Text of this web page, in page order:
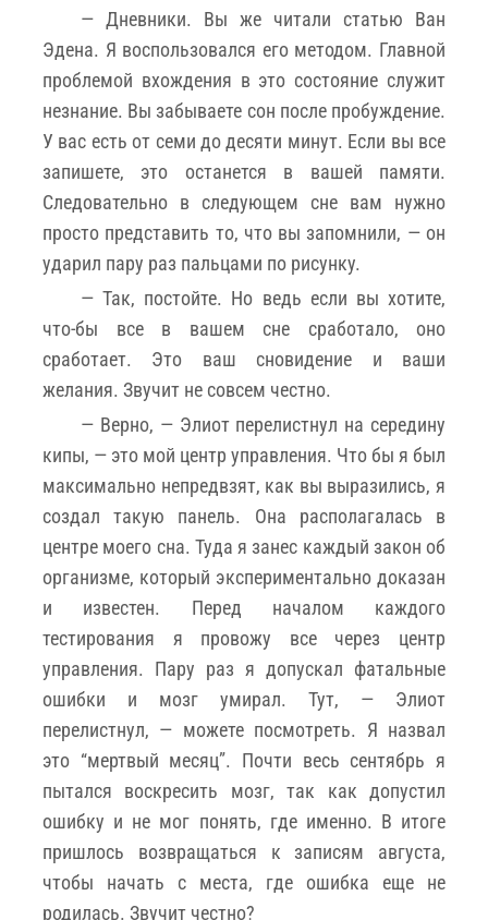
— Дневники. Вы же читали статью Ван
Эдена. Я воспользовался его методом. Главной
проблемой вхождения в это состояние служит
незнание. Вы забываете сон после пробуждение.
У вас есть от семи до десяти минут. Если вы все
запишете, это останется в вашей памяти.
Следовательно в следующем сне вам нужно
просто представить то, что вы запомнили, — он
ударил пару раз пальцами по рисунку.
— Так, постойте. Но ведь если вы хотите,
что-бы все в вашем сне сработало, оно
сработает. Это ваш сновидение и ваши
желания. Звучит не совсем честно.
— Верно, — Элиот перелистнул на середину
кипы, — это мой центр управления. Что бы я был
максимально непредвзят, как вы выразились, я
создал такую панель. Она располагалась в
центре моего сна. Туда я занес каждый закон об
организме, который экспериментально доказан
и известен. Перед началом каждого
тестирования я провожу все через центр
управления. Пару раз я допускал фатальные
ошибки и мозг умирал. Тут, — Элиот
перелистнул, — можете посмотреть. Я назвал
это “мертвый месяц”. Почти весь сентябрь я
пытался воскресить мозг, так как допустил
ошибку и не мог понять, где именно. В итоге
пришлось возвращаться к записям августа,
чтобы начать с места, где ошибка еще не
родилась. Звучит честно?